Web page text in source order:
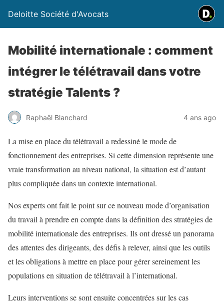
Deloitte Société d'Avocats
Mobilité internationale : comment
intégrer le télétravail dans votre
stratégie Talents ?
Raphaël Blanchard 4 ans ago
La mise en place du télétravail a redessiné le mode de
fonctionnement des entreprises. Si cette dimension représente une
vraie transformation au niveau national, la situation est d’autant
plus compliquée dans un contexte international.
Nos experts ont fait le point sur ce nouveau mode d’organisation
du travail à prendre en compte dans la définition des stratégies de
mobilité internationale des entreprises. Ils ont dressé un panorama
des attentes des dirigeants, des défis à relever, ainsi que les outils
et les obligations à mettre en place pour gérer sereinement les
populations en situation de télétravail à l’international.
Leurs interventions se sont ensuite concentrées sur les cas